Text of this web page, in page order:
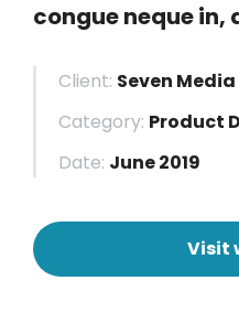
congue neque in,
Client: Seven
Category: Product
Date: June 2019
Visit